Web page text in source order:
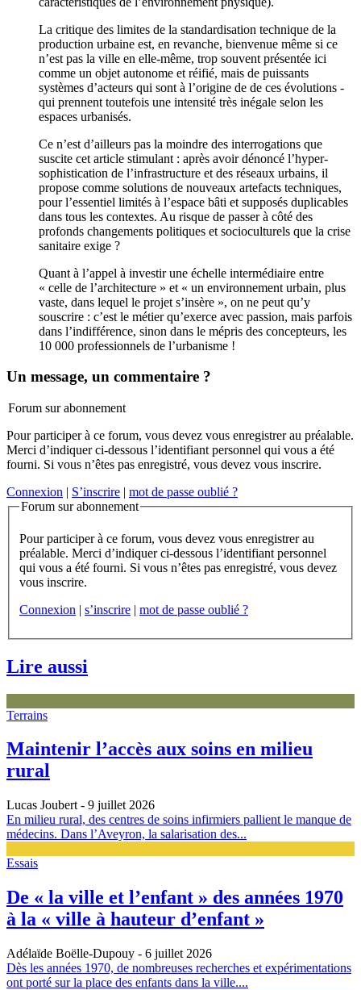
La critique des limites de la standardisation technique de la
production urbaine est, en revanche, bienvenue même si ce
n’est pas la ville en elle-même, trop souvent présentée ici
comme un objet autonome et réifié, mais de puissants
systèmes d’acteurs qui sont à l’origine de de ces évolutions -
qui prennent toutefois une intensité très inégale selon les
espaces urbanisés.
Ce n’est d’ailleurs pas la moindre des interrogations que
suscite cet article stimulant : après avoir dénoncé l’hyper-
sophistication de l’infrastructure et des réseaux urbains, il
propose comme solutions de nouveaux artefacts techniques,
pour l’essentiel limités à l’espace bâti et supposés duplicables
dans tous les contextes. Au risque de passer à côté des
profonds changements politiques et socioculturels que la crise
sanitaire exige ?
Quant à l’appel à investir une échelle intermédiaire entre
« celle de l’architecture » et « un environnement urbain, plus
vaste, dans lequel le projet s’insère », on ne peut qu’y
souscrire : c’est le métier qu’exerce avec passion, mais parfois
dans l’indifférence, sinon dans le mépris des concepteurs, les
10 000 professionnels de l’urbanisme !
Un message, un commentaire ?
Forum sur abonnement
Pour participer à ce forum, vous devez vous enregistrer au préalable.
Merci d’indiquer ci-dessous l’identifiant personnel qui vous a été
fourni. Si vous n’êtes pas enregistré, vous devez vous inscrire.
Connexion | S’inscrire | mot de passe oublié ?
Forum sur abonnement
Pour participer à ce forum, vous devez vous enregistrer au
préalable. Merci d’indiquer ci-dessous l’identifiant personnel
qui vous a été fourni. Si vous n’êtes pas enregistré, vous devez
vous inscrire.
Connexion | s’inscrire | mot de passe oublié ?
Lire aussi
Terrains
Maintenir l’accès aux soins en milieu
rural
Lucas Joubert - 9 juillet 2026
En milieu rural, des centres de soins infirmiers pallient le manque de
médecins. Dans l’Aveyron, la salarisation des...
Essais
De « la ville et l’enfant » des années 1970
à la « ville à hauteur d’enfant »
Adélaïde Boëlle-Dupouy - 6 juillet 2026
Dès les années 1970, de nombreuses recherches et expérimentations
ont porté sur la place des enfants dans la ville....